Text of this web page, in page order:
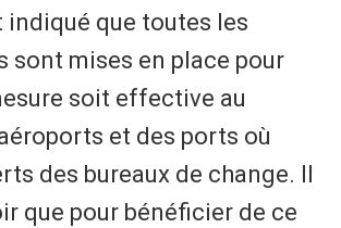
indiqué que toutes les
sont mises en place pour
soit effective au
et des ports où
des bureaux de change. Il
que pour bénéficier de ce